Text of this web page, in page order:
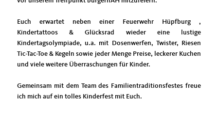
Euch erwartet neben einer Feuerwehr Hüpfburg ,
Kindertattoos & Glücksrad wieder eine lustige
Kindertagsolympiade, u.a. mit Dosenwerfen, Twister, Riesen
Tic-Tac-Toe & Kegeln sowie jeder Menge Preise, leckerer Kuchen
und viele weitere Überraschungen für Kinder.
Gemeinsam mit dem Team des Familientraditionsfestes freue
ich mich auf ein tolles Kinderfest mit Euch.